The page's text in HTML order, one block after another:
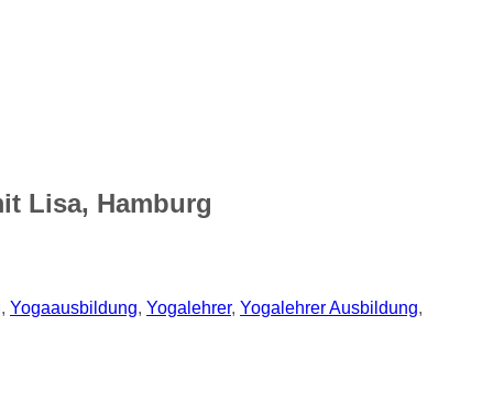
Lisa, Hamburg
, Yogaausbildung, Yogalehrer, Yogalehrer Ausbildung,